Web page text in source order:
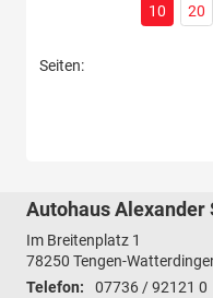
10 20
Seiten:
Autohaus Alexander
Im Breitenplatz 1
78250 Tengen-
Telefon:
07736 / 92121 0